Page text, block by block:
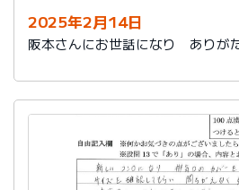
2025年2月14日
阪本さんにお世話になり ありが